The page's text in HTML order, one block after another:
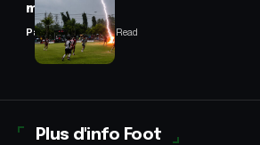
match
Panafrofoot2 Min Read
Plus d'info Foot